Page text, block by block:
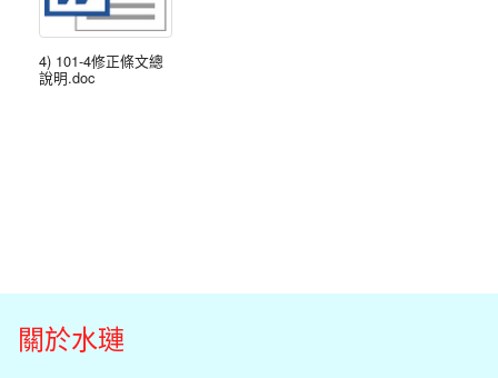
4) 101-4修正條文總
說明.doc
關於水璉